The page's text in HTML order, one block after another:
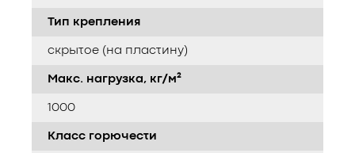
Тип крепления
скрытое (на пластину)
Макс. нагрузка, кг/м²
1000
Класс горючести